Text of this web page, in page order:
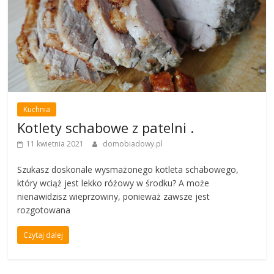
Kuchnia
Kotlety schabowe z patelni .
11 kwietnia 2021 domobiadowy.pl
Szukasz doskonale wysmażonego kotleta schabowego,
który wciąż jest lekko różowy w środku? A może
nienawidzisz wieprzowiny, ponieważ zawsze jest
rozgotowana
Czytaj dalej